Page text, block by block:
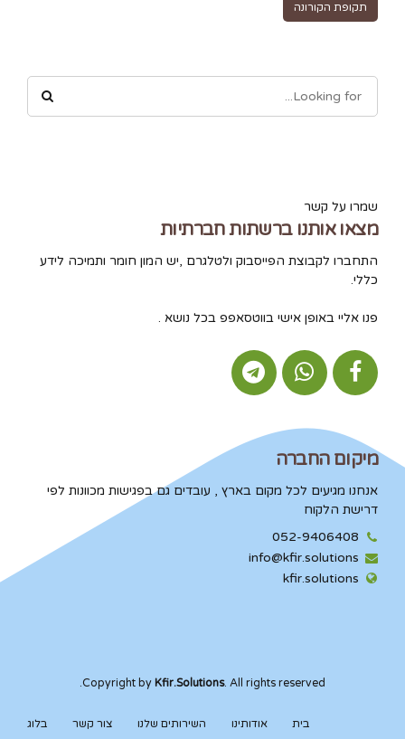
תקופת הקורונה
שמרו על קשר
מצאו אותנו ברשתות חברתיות
התחברו לקבוצת הפייסבוק ולטלגרם ,יש המון חומר ותמיכה לידע
כללי.
פנו אליי באופן אישי בווטסאפפ בכל נושא .
מיקום החברה
אנחנו מגיעים לכל מקום בארץ , עובדים גם בפגישות מכוונות לפי
דרישת הלקוח
052-9406408
info@kfir.solutions
kfir.solutions
Copyright by Kfir.Solutions. All rights reserved.
בית אודותינו השירותים שלנו צור קשר
בלוג